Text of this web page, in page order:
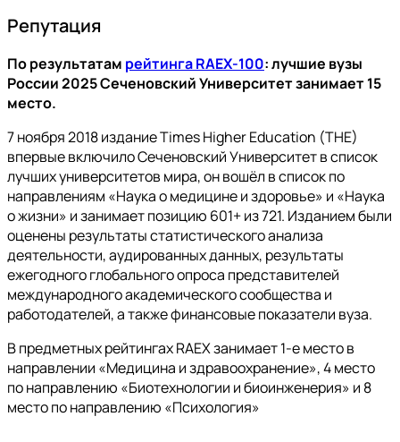
Репутация
По результатам рейтинга RAEX-100: лучшие вузы
России 2025 Сеченовский Университет занимает 15
место.
7 ноября 2018 издание Times Higher Education (THE)
впервые включило Сеченовский Университет в список
лучших университетов мира, он вошёл в список по
направлениям «Наука о медицине и здоровье» и «Наука
о жизни» и занимает позицию 601+ из 721. Изданием были
оценены результаты статистического анализа
деятельности, аудированных данных, результаты
ежегодного глобального опроса представителей
международного академического сообщества и
работодателей, а также финансовые показатели вуза.
В предметных рейтингах RAEX занимает 1-е место в
направлении «Медицина и здравоохранение», 4 место
по направлению «Биотехнологии и биоинженерия» и 8
место по направлению «Психология»